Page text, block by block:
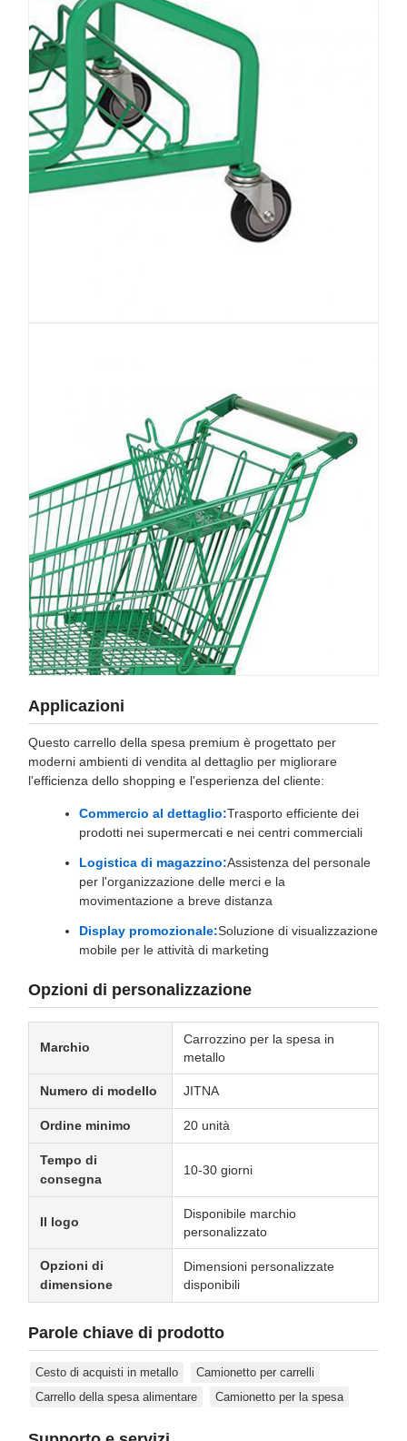
Applicazioni
Questo carrello della spesa premium è progettato per
moderni ambienti di vendita al dettaglio per migliorare
l'efficienza dello shopping e l'esperienza del cliente:
Commercio al dettaglio:Trasporto efficiente dei
prodotti nei supermercati e nei centri commerciali
Logistica di magazzino:Assistenza del personale
per l'organizzazione delle merci e la
movimentazione a breve distanza
Display promozionale:Soluzione di visualizzazione
mobile per le attività di marketing
Opzioni di personalizzazione
Marchio
Carrozzino per la spesa in
metallo
Numero di modello JITNA
Ordine minimo 20 unità
Tempo di
consegna
10-30 giorni
Il logo
Disponibile marchio
personalizzato
Opzioni di
dimensione
Dimensioni personalizzate
disponibili
Parole chiave di prodotto
Cesto di acquisti in metallo
Camionetto per carrelli
Carrello della spesa alimentare
Camionetto per la spesa